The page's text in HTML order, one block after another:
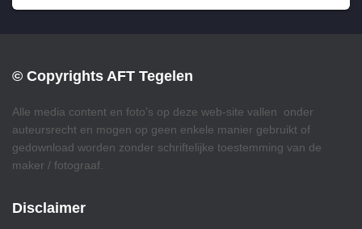
© Copyrights AFT Tegelen
Alle media content en foto’s op deze web-site vallen onder
auteursrecht en mogen op geen enkele manier gebruikt of
gedownload worden zonder schriftelijke toestemming van de
maker / fotograaf.
Disclaimer